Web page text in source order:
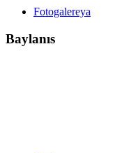
Fotogalereya
Baylanıs